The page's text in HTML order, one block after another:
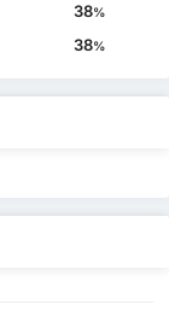
38%
38%